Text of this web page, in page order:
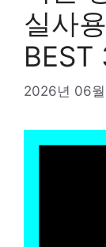
실사
BEST
2026년 06월